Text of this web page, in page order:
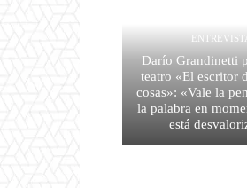
Darío Grandinetti
teatro «El escritor
cosas»: «Vale la
la palabra en
está